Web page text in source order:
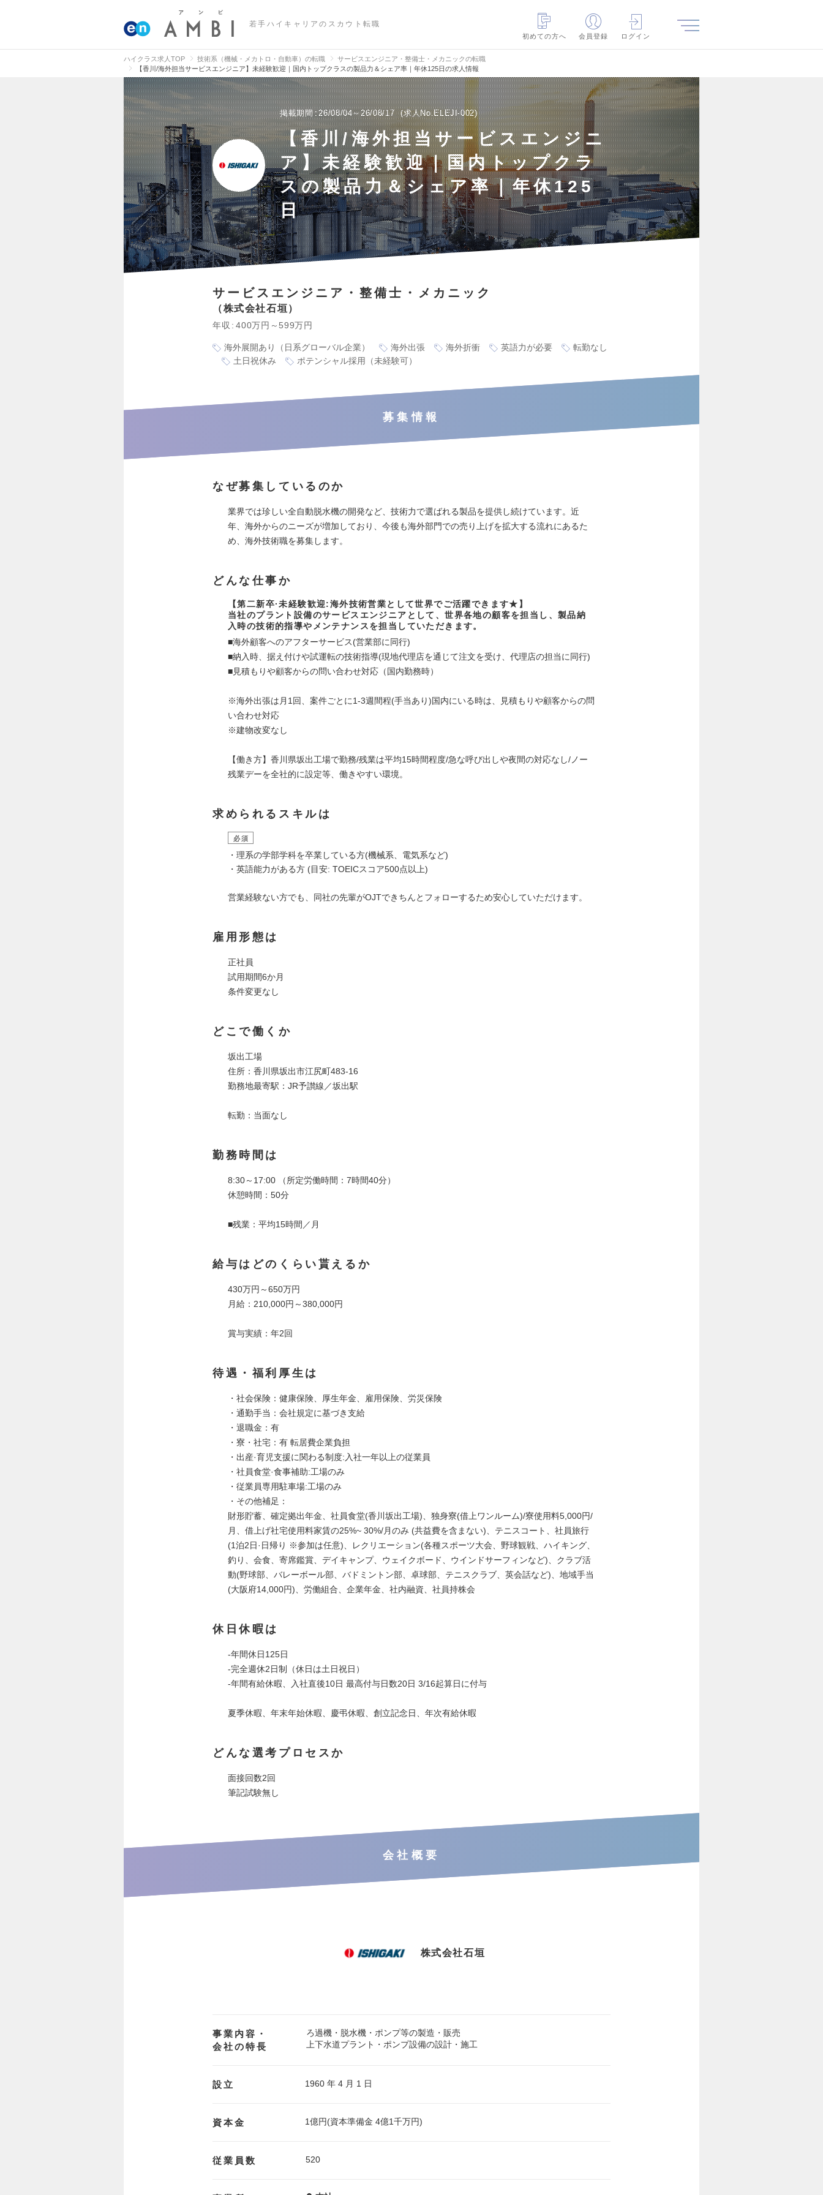
若手ハイキャリアのスカウト転職
初めての方へ
会員登録 ログイン
ハイクラス求人TOP 技術系（機械・メカトロ・自動車）の転職
サービスエンジニア・整備士・メカニックの転職
【香川/海外担当サービスエンジニア】未経験歓迎｜国内トップクラスの製品力＆シェア率｜年休125日の求人情報
掲載期間 26/08/04～26/08/17 求人No.ELEJI-002
【香川/海外担当サービスエンジニ
ア】未経験歓迎｜国内トップクラ
スの製品力＆シェア率｜年休125
日
サービスエンジニア・整備士・メカニック
株式会社石垣
年収 400万円～599万円
海外展開あり（日系グローバル企業） 海外出張 海外折衝 英語力が必要
転勤なし
土日祝休み
ポテンシャル採用（未経験可）
募集情報
なぜ募集しているのか
業界では珍しい全自動脱水機の開発など、技術力で選ばれる製品を提供し続けています。近
年、海外からのニーズが増加しており、今後も海外部門での売り上げを拡大する流れにあるた
め、海外技術職を募集します。
どんな仕事か
【第二新卒·未経験歓迎:海外技術営業として世界でご活躍できます★】
当社のプラント設備のサービスエンジニアとして、世界各地の顧客を担当し、製品納
入時の技術的指導やメンテナンスを担当していただきます。
■海外顧客へのアフターサービス(営業部に同行)
■納入時、据え付けや試運転の技術指導(現地代理店を通じて注文を受け、代理店の担当に同行)
■見積もりや顧客からの問い合わせ対応（国内勤務時）
※海外出張は月1回、案件ごとに1-3週間程(手当あり)国内にいる時は、見積もりや顧客からの問
い合わせ対応
※建物改変なし
【働き方】香川県坂出工場で勤務/残業は平均15時間程度/急な呼び出しや夜間の対応なし/ノー
残業デーを全社的に設定等、働きやすい環境。
求められるスキルは
必須
・理系の学部学科を卒業している方(機械系、電気系など)
・英語能力がある方 (目安: TOEICスコア500点以上)
営業経験ない方でも、同社の先輩がOJTできちんとフォローするため安心していただけます。
雇用形態は
正社員
試用期間6か月
条件変更なし
どこで働くか
坂出工場
住所：香川県坂出市江尻町483-16
勤務地最寄駅：JR予讃線／坂出駅
転勤：当面なし
勤務時間は
8:30～17:00 （所定労働時間：7時間40分）
休憩時間：50分
■残業：平均15時間／月
給与はどのくらい貰えるか
430万円～650万円
月給：210,000円～380,000円
賞与実績：年2回
待遇・福利厚生は
・社会保険：健康保険、厚生年金、雇用保険、労災保険
・通勤手当：会社規定に基づき支給
・退職金：有
・寮・社宅：有 転居費企業負担
・出産·育児支援に関わる制度:入社一年以上の従業員
・社員食堂·食事補助:工場のみ
・従業員専用駐車場:工場のみ
・その他補足：
財形貯蓄、確定拠出年金、社員食堂(香川坂出工場)、独身寮(借上ワンルーム)/寮使用料5,000円/
月、借上げ社宅使用料家賃の25%~ 30%/月のみ (共益費を含まない)、テニスコート、社員旅行
(1泊2日·日帰り ※参加は任意)、レクリエーション(各種スポーツ大会、野球観戦、ハイキング、
釣り、会食、寄席鑑賞、デイキャンプ、ウェイクボード、ウインドサーフィンなど)、クラブ活
動(野球部、バレーボール部、バドミントン部、卓球部、テニスクラブ、英会話など)、地域手当
(大阪府14,000円)、労働組合、企業年金、社内融資、社員持株会
休日休暇は
-年間休日125日
-完全週休2日制（休日は土日祝日）
-年間有給休暇、入社直後10日 最高付与日数20日 3/16起算日に付与
夏季休暇、年末年始休暇、慶弔休暇、創立記念日、年次有給休暇
どんな選考プロセスか
面接回数2回
筆記試験無し
会社概要
株式会社石垣
事業内容・
会社の特長
ろ過機・脱水機・ポンプ等の製造・販売
上下水道プラント・ポンプ設備の設計・施工
設立 1960 年 4 月 1 日
資本金 1億円(資本準備金 4億1千万円)
従業員数 520